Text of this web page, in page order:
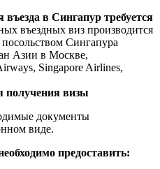
в Сингапур требуется
въездных виз производится
Сингапура
Азии в Москве,
Singapore Airlines,
получения визы
документы
виде.
предоставить: